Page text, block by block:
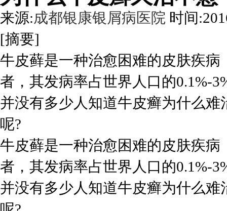
来源:成都银康银屑病医院 时间
[摘要]
牛皮藓是一种治愈困难的皮肤疾
者，其发病率占世界人口的0.1%-
并没有多少人知道牛皮癣为什么
呢?
牛皮藓是一种治愈困难的皮肤疾
者，其发病率占世界人口的0.1%-
并没有多少人知道牛皮癣为什么